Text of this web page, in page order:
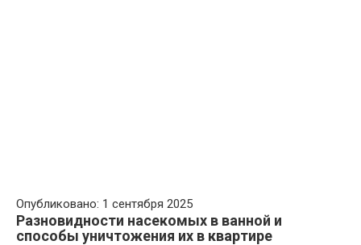
Опубликовано: 1 сентября 2025
Разновидности насекомых в ванной и
способы уничтожения их в квартире